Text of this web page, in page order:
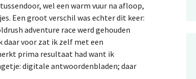
wel een warm vuur na afloop,
Een groot verschil was echter dit keer:
adventure race werd gehouden
daar voor zat ik zelf met een
prima resultaat had want ik
digitale antwoordenbladen; daar